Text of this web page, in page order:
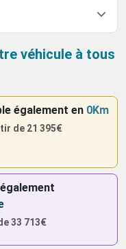
véhicule à tous
également en 0Km
de 21 395€
33 713€